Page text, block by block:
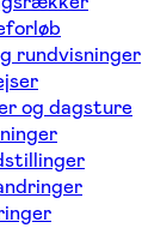
rundvisninger
og dagsture